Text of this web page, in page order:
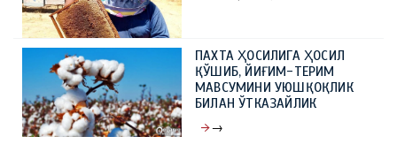
ПАХТА ҲОСИЛИГА ҲОСИЛ
ҚЎШИБ, ЙИҒИМ-ТЕРИМ
МАВСУМИНИ УЮШҚОҚЛИК
БИЛАН ЎТКАЗАЙЛИК
→